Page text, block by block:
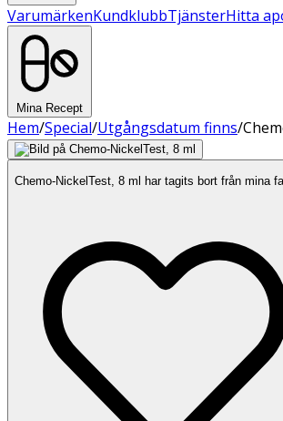
VarumärkenKundklubbTjänsterHitta
Mina Recept
Hem/Special/Utgångsdatum finns/
Chemo-NickelTest, 8 ml har tagits bort från mina